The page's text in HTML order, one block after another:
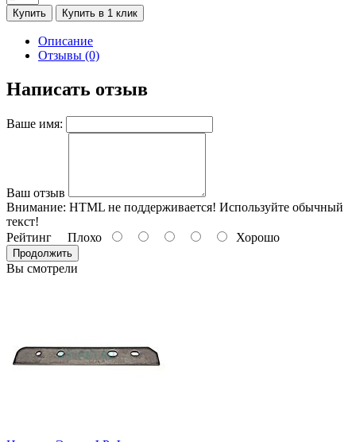
Купить Купить в 1 клик
Описание
Отзывы (0)
Написать отзыв
Ваше имя:
Ваш отзыв
Внимание: HTML не поддерживается! Используйте обычный
текст!
Рейтинг Плохо Хорошо
Продолжить
Вы смотрели